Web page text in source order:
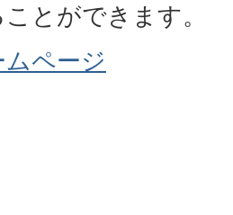
とができます。
ページ